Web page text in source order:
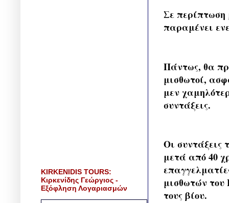
Σε περίπτωση
παραμένει
Πάντως, θα
μισθωτοί,
μεν
συντάξεις.
Οι συντάξεις
μετά από 40
μισθωτών του
τους βίου.
KIRKENIDIS TOURS:
Κιρκενίδης Γεώργιος -
Εξόφληση Λογαριασμών